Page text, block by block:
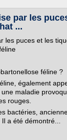
par les
...
les puces et les
féline ?
également
maladie
rouges.
bactéries,
a été démontré...